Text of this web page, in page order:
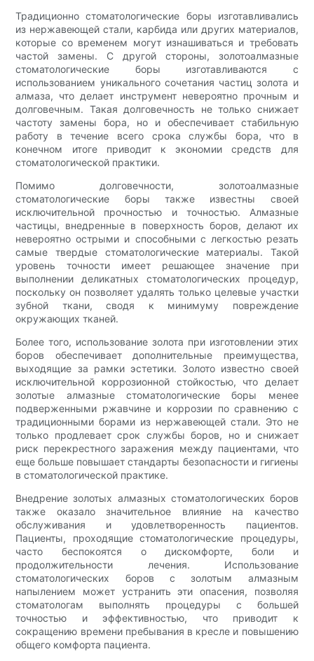
Традиционно стоматологические боры изготавливались
из нержавеющей стали, карбида или других материалов,
которые со временем могут изнашиваться и требовать
частой замены. С другой стороны, золотоалмазные
стоматологические боры изготавливаются с
использованием уникального сочетания частиц золота и
алмаза, что делает инструмент невероятно прочным и
долговечным. Такая долговечность не только снижает
частоту замены бора, но и обеспечивает стабильную
работу в течение всего срока службы бора, что в
конечном итоге приводит к экономии средств для
стоматологической практики.
Помимо долговечности, золотоалмазные
стоматологические боры также известны своей
исключительной прочностью и точностью. Алмазные
частицы, внедренные в поверхность боров, делают их
невероятно острыми и способными с легкостью резать
самые твердые стоматологические материалы. Такой
уровень точности имеет решающее значение при
выполнении деликатных стоматологических процедур,
поскольку он позволяет удалять только целевые участки
зубной ткани, сводя к минимуму повреждение
окружающих тканей.
Более того, использование золота при изготовлении этих
боров обеспечивает дополнительные преимущества,
выходящие за рамки эстетики. Золото известно своей
исключительной коррозионной стойкостью, что делает
золотые алмазные стоматологические боры менее
подверженными ржавчине и коррозии по сравнению с
традиционными борами из нержавеющей стали. Это не
только продлевает срок службы боров, но и снижает
риск перекрестного заражения между пациентами, что
еще больше повышает стандарты безопасности и гигиены
в стоматологической практике.
Внедрение золотых алмазных стоматологических боров
также оказало значительное влияние на качество
обслуживания и удовлетворенность пациентов.
Пациенты, проходящие стоматологические процедуры,
часто беспокоятся о дискомфорте, боли и
продолжительности лечения. Использование
стоматологических боров с золотым алмазным
напылением может устранить эти опасения, позволяя
стоматологам выполнять процедуры с большей
точностью и эффективностью, что приводит к
сокращению времени пребывания в кресле и повышению
общего комфорта пациента.